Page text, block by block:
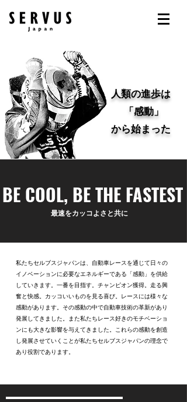
人類の進歩は
「感動」
から始まった
BE COOL, BE THE FASTEST
​最速をカッコよさと共に
私たちセルブスジャパンは、自動車レースを通じて日々の
イノベーションに必要なエネルギーである「感動」を供給
していきます。 一番を目指す。チャンピオン獲得。走る興
奮と快感。カッコいいものを見る喜び。レースには様々な
感動があります。その感動の中で自動車技術の革新があり
発展してきました。また私たちレース好きのモチベーショ
ンにも大きな影響を与えてきました。これらの感動を創造
し発展させていくことが私たちセルブスジャパンの理念で
あり役割であります。